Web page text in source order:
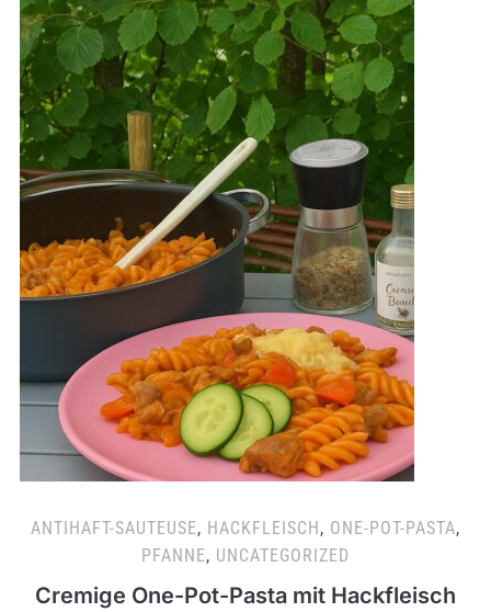
ANTIHAFT-SAUTEUSE, HACKFLEISCH , ONE-POT-PASTA,
PFANNE, UNCATEGORIZED
Cremige One-Pot-Pasta mit Hackfleisch